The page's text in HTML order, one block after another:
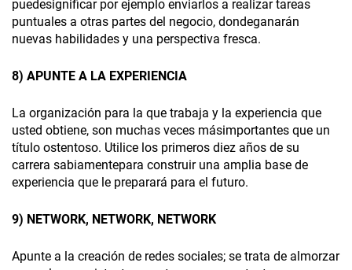
puedesignificar por ejemplo enviarlos a realizar tareas
puntuales a otras partes del negocio, dondeganarán
nuevas habilidades y una perspectiva fresca.
8) APUNTE A LA EXPERIENCIA
La organización para la que trabaja y la experiencia que
usted obtiene, son muchas veces másimportantes que un
título ostentoso. Utilice los primeros diez años de su
carrera sabiamentepara construir una amplia base de
experiencia que le preparará para el futuro.
9) NETWORK, NETWORK, NETWORK
Apunte a la creación de redes sociales; se trata de almorzar